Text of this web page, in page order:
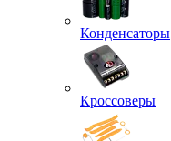
Конденсаторы
Кроссоверы